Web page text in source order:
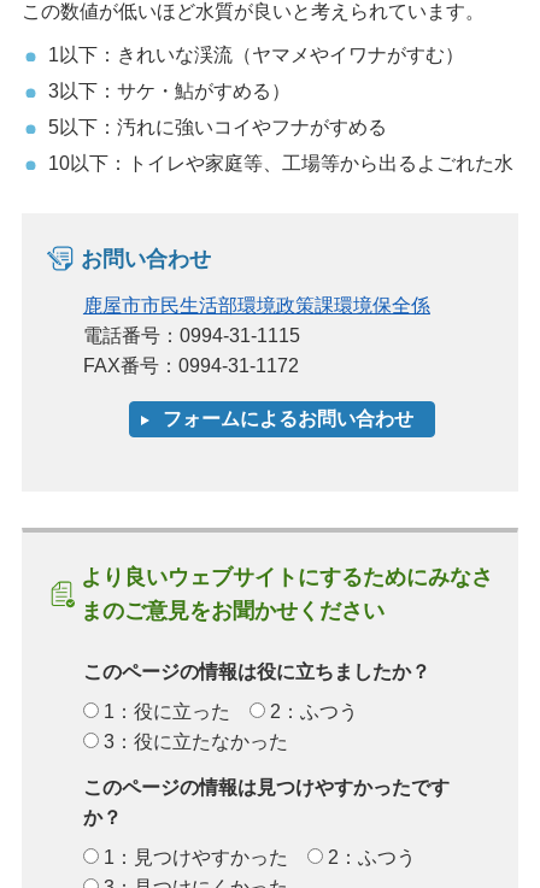
この数値が低いほど水質が良いと考えられています。
1以下：きれいな渓流（ヤマメやイワナがすむ）
3以下：サケ・鮎がすめる）
5以下：汚れに強いコイやフナがすめる
10以下：トイレや家庭等、工場等から出るよごれた水
お問い合わせ
鹿屋市市民生活部環境政策課環境保全係
電話番号：0994-31-1115
FAX番号：0994-31-1172
より良いウェブサイトにするためにみなさ
まのご意見をお聞かせください
このページの情報は役に立ちましたか？
1：役に立った
2：ふつう
3：役に立たなかった
このページの情報は見つけやすかったです
か？
1：見つけやすかった
2：ふつう